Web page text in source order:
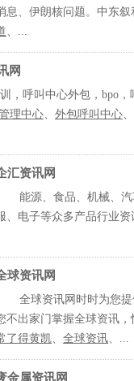
息、伊朗核问题。中东
、...
网
，呼叫中心外包，bpo
理中心、 外包呼叫中心
汇资讯网
能源、食品、机械、
、电子等众多产品行业资
球资讯网
全球资讯网时时为您
不出家门掌握全球资讯
了得黄凯、 全球资讯、...
金属资讯网